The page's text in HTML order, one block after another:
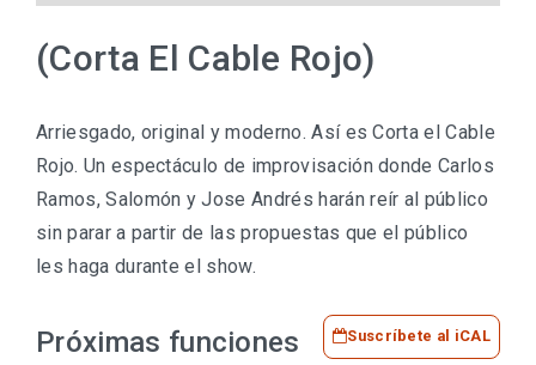
(Corta El Cable Rojo)
Arriesgado, original y moderno. Así es Corta el Cable
Rojo. Un espectáculo de improvisación donde Carlos
Ramos, Salomón y Jose Andrés harán reír al público
sin parar a partir de las propuestas que el público
les haga durante el show.
Próximas funciones Suscríbete al iCAL